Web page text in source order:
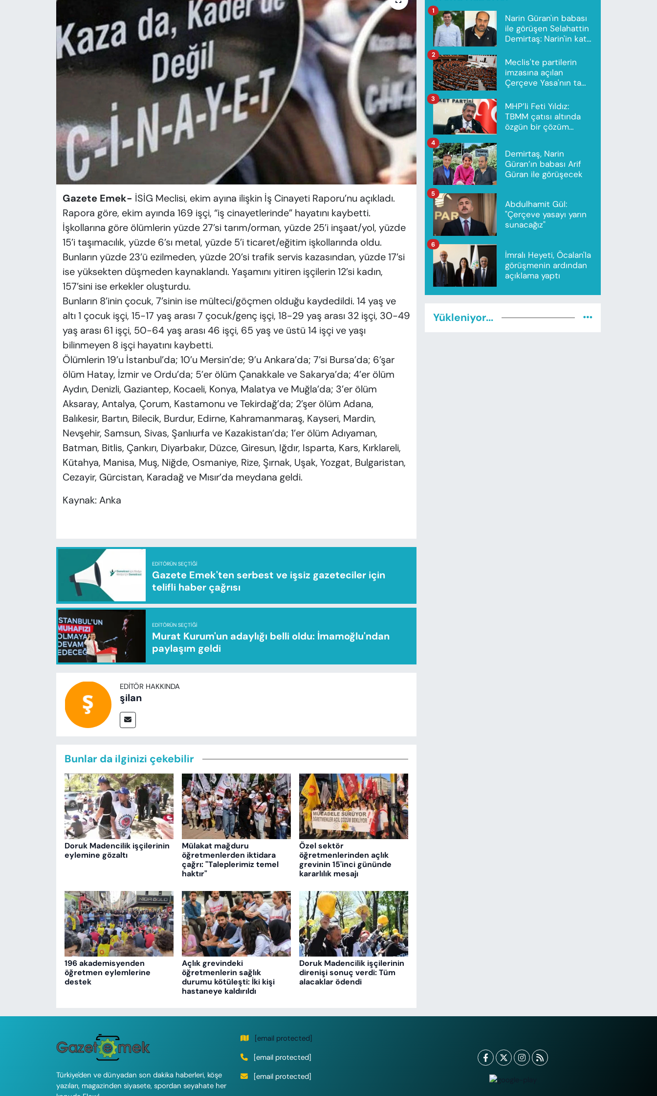
Gazete Emek- İSİG Meclisi, ekim ayına ilişkin İş Cinayeti Raporu’nu açıkladı.
Rapora göre, ekim ayında 169 işçi, “iş cinayetlerinde” hayatını kaybetti.
İşkollarına göre ölümlerin yüzde 27’si tarım/orman, yüzde 25’i inşaat/yol, yüzde
15’i taşımacılık, yüzde 6’sı metal, yüzde 5’i ticaret/eğitim işkollarında oldu.
Bunların yüzde 23’ü ezilmeden, yüzde 20’si trafik servis kazasından, yüzde 17’si
ise yüksekten düşmeden kaynaklandı. Yaşamını yitiren işçilerin 12’si kadın,
157’sini ise erkekler oluşturdu.
Bunların 8’inin çocuk, 7’sinin ise mülteci/göçmen olduğu kaydedildi. 14 yaş ve
altı 1 çocuk işçi, 15-17 yaş arası 7 çocuk/genç işçi, 18-29 yaş arası 32 işçi, 30-49
yaş arası 61 işçi, 50-64 yaş arası 46 işçi, 65 yaş ve üstü 14 işçi ve yaşı
bilinmeyen 8 işçi hayatını kaybetti.
Ölümlerin 19’u İstanbul’da; 10’u Mersin’de; 9’u Ankara’da; 7’si Bursa’da; 6’şar
ölüm Hatay, İzmir ve Ordu’da; 5’er ölüm Çanakkale ve Sakarya’da; 4’er ölüm
Aydın, Denizli, Gaziantep, Kocaeli, Konya, Malatya ve Muğla’da; 3’er ölüm
Aksaray, Antalya, Çorum, Kastamonu ve Tekirdağ’da; 2’şer ölüm Adana,
Balıkesir, Bartın, Bilecik, Burdur, Edirne, Kahramanmaraş, Kayseri, Mardin,
Nevşehir, Samsun, Sivas, Şanlıurfa ve Kazakistan’da; 1’er ölüm Adıyaman,
Batman, Bitlis, Çankırı, Diyarbakır, Düzce, Giresun, Iğdır, Isparta, Kars, Kırklareli,
Kütahya, Manisa, Muş, Niğde, Osmaniye, Rize, Şırnak, Uşak, Yozgat, Bulgaristan,
Cezayir, Gürcistan, Karadağ ve Mısır’da meydana geldi.
Kaynak: Anka
EDITÖRÜN SEÇTIĞI
Gazete Emek'ten serbest ve işsiz gazeteciler için
telifli haber çağrısı
EDITÖRÜN SEÇTIĞI
Murat Kurum'un adaylığı belli oldu: İmamoğlu'ndan
paylaşım geldi
EDITÖR HAKKINDA
şilan
Bunlar da ilginizi çekebilir
Doruk Madencilik işçilerinin
eylemine gözaltı
Mülakat mağduru
öğretmenlerden iktidara
çağrı: "Taleplerimiz temel
haktır"
Özel sektör
öğretmenlerinden açlık
grevinin 15'inci gününde
kararlılık mesajı
196 akademisyenden
öğretmen eylemlerine
destek
Açlık grevindeki
öğretmenlerin sağlık
durumu kötüleşti: İki kişi
hastaneye kaldırıldı
Doruk Madencilik işçilerinin
direnişi sonuç verdi: Tüm
alacaklar ödendi
Narin Güran'ın babası
ile görüşen Selahattin
Demirtaş: Narin'in katili
1
Meclis'te partilerin
imzasına açılan
Çerçeve Yasa'nın tam
2
MHP’li Feti Yıldız:
TBMM çatısı altında
özgün bir çözüm
3
Demirtaş, Narin
Güran’ın babası Arif
Güran ile görüşecek
4
Abdulhamit Gül:
"Çerçeve yasayı yarın
sunacağız"
5
İmralı Heyeti, Öcalan'la
görüşmenin ardından
açıklama yaptı
6
Yükleniyor...
Türkiye'den ve dünyadan son dakika haberleri, köşe
yazıları, magazinden siyasete, spordan seyahate her
[email protected]
[email protected]
[email protected]
SAĞLIK
KÜLTÜR-SANAT
ÖZEL HABER
YAZAR KÖŞESİ
VAN VE DİYARBAKIR HABERLERİ